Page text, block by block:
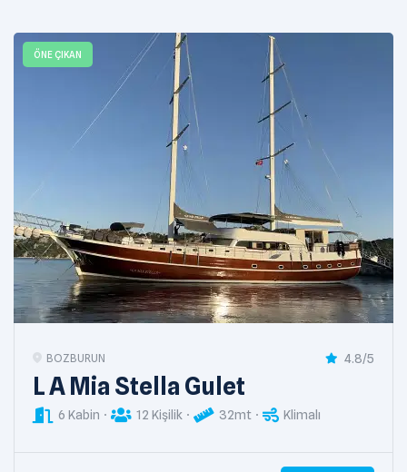
ÖNE ÇIKAN
BOZBURUN 4.8/5
L A Mia Stella Gulet
6 Kabin 12 Kişilik 32mt Klimalı